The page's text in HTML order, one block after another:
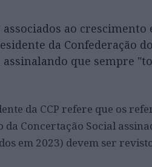
ao crescimento
da Confederação
assinalando que sempre
da CCP refere que os
Concertação Social
em 2023) devem ser